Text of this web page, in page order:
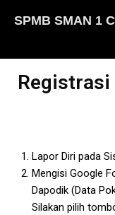
SPMB SMAN 1
Registrasi
Lapor Diri pada
Mengisi Google
Dapodik (Data
Silakan pilih